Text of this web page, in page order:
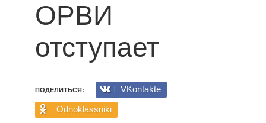
ОРВИ
отступает
ПОДЕЛИТЬСЯ:
VKontakte
Odnoklassniki